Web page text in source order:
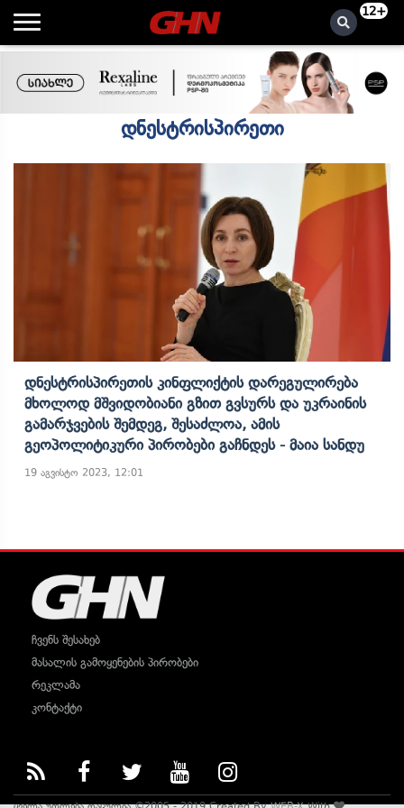
12+
დნესტრისპირეთი
Დნესტრისპირეთის Კინფლიქტის Დარეგულირება
Მხოლოდ Მშვიდობიანი Გზით Გვსურს Და Უკრაინის
Გამარჯვების Შემდეგ, Შესაძლოა, Ამის
Გეოპოლიტიკური Პირობები Გაჩნდეს - Მაია Სანდუ
19 აგვისტო 2023, 12:01
ჩვენს შესახებ
მასალის გამოყენების პირობები
რეკლამა
კონტაქტი